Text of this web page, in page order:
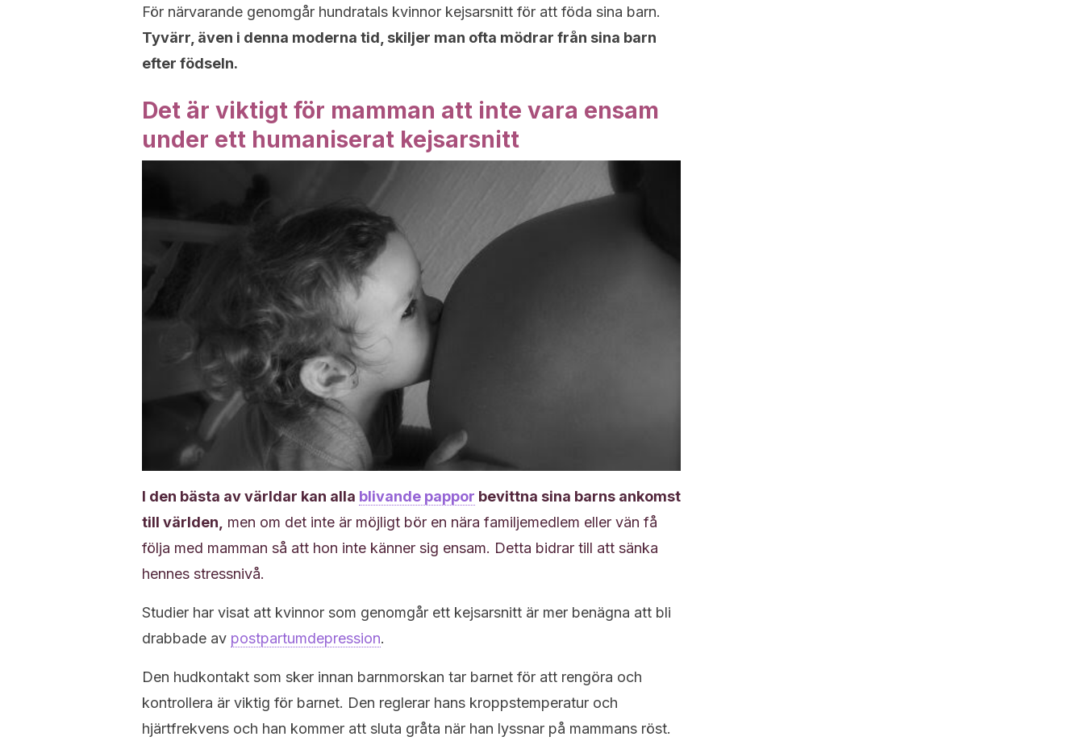
För närvarande genomgår hundratals kvinnor kejsarsnitt för att föda sina barn.
Tyvärr, även i denna moderna tid, skiljer man ofta mödrar från sina barn
efter födseln.
Det är viktigt för mamman att inte vara ensam
under ett humaniserat kejsarsnitt
I den bästa av världar kan alla blivande pappor bevittna sina barns ankomst
till världen,
men om det inte är möjligt bör en nära familjemedlem eller vän få
följa med mamman så att hon inte känner sig ensam. Detta bidrar till att sänka
hennes stressnivå.
Studier har visat att kvinnor som genomgår ett kejsarsnitt är mer benägna att bli
drabbade av postpartumdepression.
Den hudkontakt som sker innan barnmorskan tar barnet för att rengöra och
kontrollera är viktig för barnet. Den reglerar hans kroppstemperatur och
hjärtfrekvens och han kommer att sluta gråta när han lyssnar på mammans röst.